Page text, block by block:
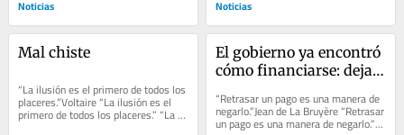
Noticias
Noticias
Mal chiste
“La ilusión es el primero de todos los
placeres.”Voltaire “La ilusión es el
primero de todos los placeres.” “La
realidad tiene una...
El gobierno ya encontró
cómo financiarse: dejar
“Retrasar un pago es una manera de
negarlo.”Jean de La Bruyère “Retrasar
un pago es una manera de negarlo.”